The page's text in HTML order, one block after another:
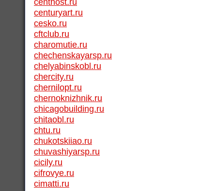
centuryart.ru
cesko.ru
cftclub.ru
charomutie.ru
chechenskayarsp.ru
chelyabinskobl.ru
chercity.ru
chernilopt.ru
chernoknizhnik.ru
chicagobuilding.ru
chitaobl.ru
chtu.ru
chukotskiiao.ru
chuvashiyarsp.ru
cicily.ru
cifrovye.ru
cimatti.ru